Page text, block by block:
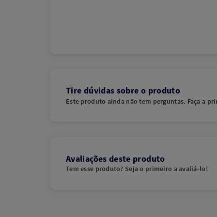
Tire dúvidas sobre o produto
Este produto ainda não tem perguntas. Faça a
Avaliações deste produto
Tem esse produto? Seja o primeiro a avaliá-lo!